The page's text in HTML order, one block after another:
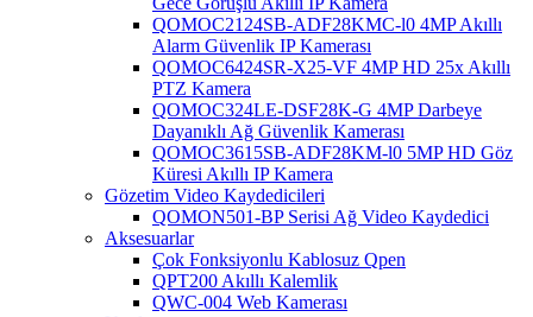
QOMOC2124SB-ADF28KMC-l0 4MP Akıllı
Alarm Güvenlik IP Kamerası
QOMOC6424SR-X25-VF 4MP HD 25x Akıllı
PTZ Kamera
QOMOC324LE-DSF28K-G 4MP Darbeye
Dayanıklı Ağ Güvenlik Kamerası
QOMOC3615SB-ADF28KM-l0 5MP HD Göz
Küresi Akıllı IP Kamera
Gözetim Video Kaydedicileri
QOMON501-BP Serisi Ağ Video Kaydedici
Aksesuarlar
Çok Fonksiyonlu Kablosuz Qpen
QPT200 Akıllı Kalemlik
QWC-004 Web Kamerası